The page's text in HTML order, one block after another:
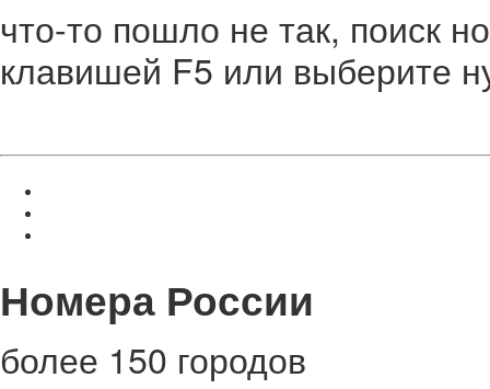
что-то пошло не так, поиск
клавишей F5 или выберите
Номера России
более 150 городов